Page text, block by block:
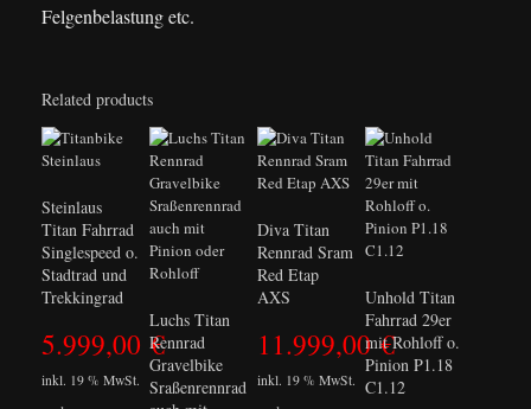
Felgenbelastung etc.
Related products
Steinlaus
Titan Fahrrad
Singlespeed o.
Stadtrad und
Trekkingrad
5.999,00€
inkl. 19 % MwSt.
Luchs Titan
Rennrad
Gravelbike
Sraßenrennrad
Diva Titan
Rennrad Sram
Red Etap
AXS
11.999,00€
inkl. 19 % MwSt.
Unhold Titan
Fahrrad 29er
mit Rohloff o.
Pinion P1.18
C1.12